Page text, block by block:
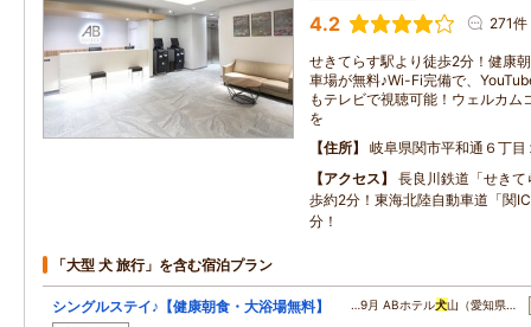
4.2 271件
せきてらす駅より徒歩2分！健康
車場が無料♪Wi-Fi完備で、
もテレビで視聴可能！ウェルカム
を
住所
岐阜県関市平和通６丁目
アクセス
長良川鉄道「せき
歩約2分！東海北陸自動車道「関
分！
「大型 犬 旅行」を含む宿泊プラン
シングルステイ♪【健康朝食・大浴場無料】 …9月 ABホテル犬山（愛知県…